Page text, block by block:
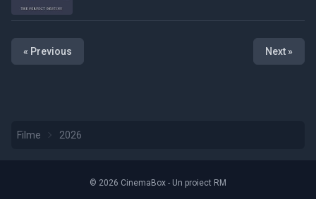
« Previous Next »
Filme 2026
© 2026 CinemaBox - Un proiect RM